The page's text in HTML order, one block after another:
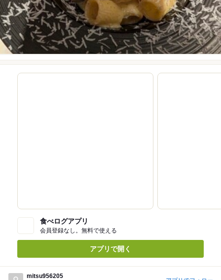
食べログアプリ
会員登録なし。無料で使える
アプリで開く
mitsu956205